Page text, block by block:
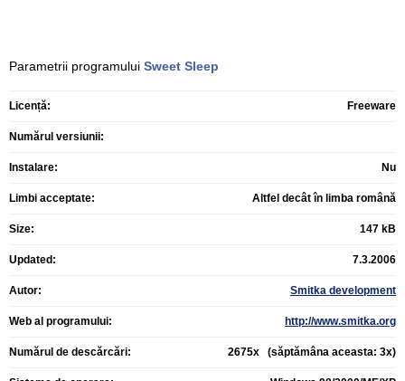
Parametrii programului Sweet Sleep
Licență: Freeware
Numărul versiunii:
Instalare: Nu
Limbi acceptate: Altfel decât în limba română
Size: 147 kB
Updated: 7.3.2006
Autor: Smitka development
Web al programului: http://www.smitka.org
Numărul de descărcări: 2675x (săptămâna aceasta: 3x)